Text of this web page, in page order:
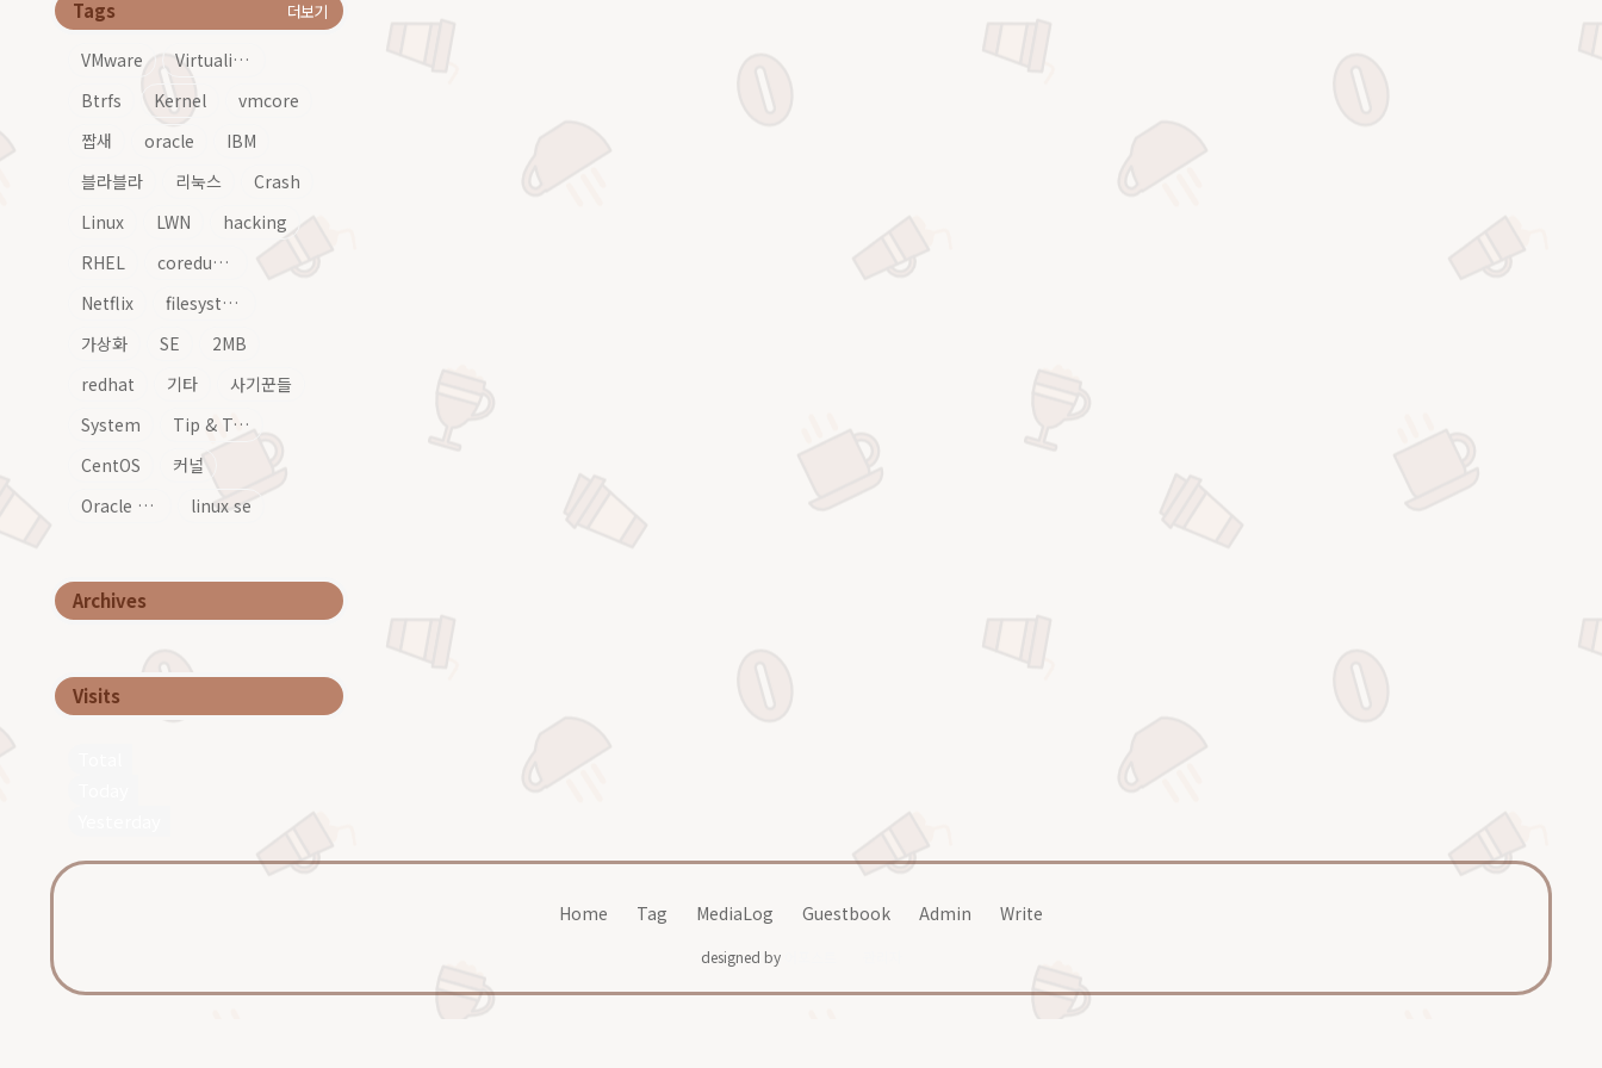
Tags 더보기
VMware
Virtualization
Btrfs
Kernel
vmcore
짭새
oracle
IBM
블라블라
리눅스
Crash
Linux
LWN
hacking
RHEL
coredump
Netflix
filesystem
가상화
SE
2MB
redhat
기타
사기꾼들
System
Tip & Tech
CentOS
커널
Oracle Linux
linux se
Archives
Visits
Home Tag MediaLog Guestbook Admin Write
designed by